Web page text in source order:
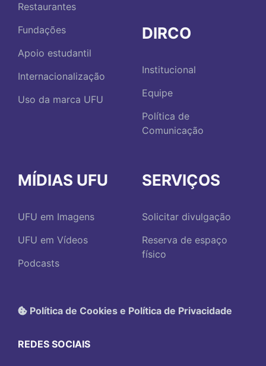
Restaurantes
Fundações
Apoio estudantil
Internacionalização
Uso da marca UFU
DIRCO
Institucional
Equipe
Política de
Comunicação
MÍDIAS UFU
UFU em Imagens
UFU em Vídeos
Podcasts
SERVIÇOS
Solicitar divulgação
Reserva de espaço
físico
Política de Cookies e Política de Privacidade
REDES SOCIAIS